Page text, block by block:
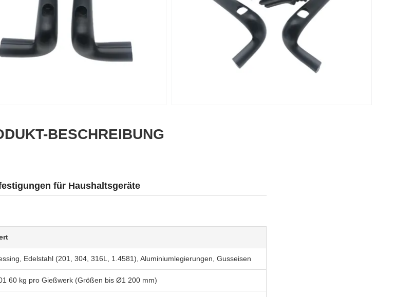
BESCHREIBUNG
für Haushaltsgeräte
Edelstahl (201, 304, 316L, 1.4581), Aluminiumlegierungen, Gusseisen
60 kg pro Gießwerk (Größen bis Ø1 200 mm)